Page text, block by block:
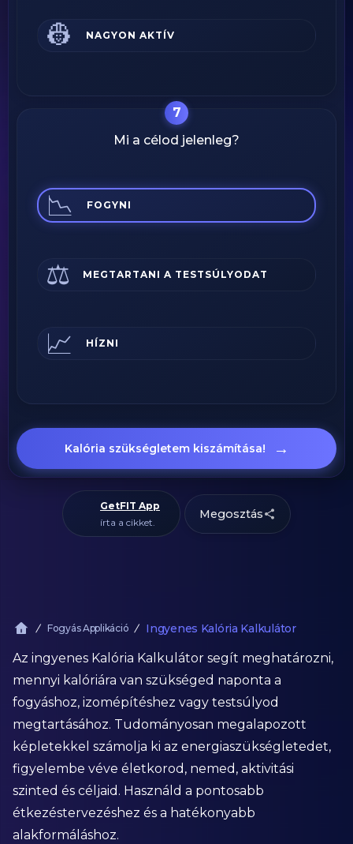
👷 NAGYON AKTÍV
7
Mi a célod jelenleg?
📉 FOGYNI
⚖️ MEGTARTANI A TESTSÚLYODAT
📈 HÍZNI
Kalória szükségletem kiszámítása! →
GetFIT App
írta a cikket.
Megosztás
Fogyás Applikáció Ingyenes Kalória Kalkulátor
Az ingyenes Kalória Kalkulátor segít meghatározni,
mennyi kalóriára van szükséged naponta a
fogyáshoz, izomépítéshez vagy testsúlyod
megtartásához. Tudományosan megalapozott
képletekkel számolja ki az energiaszükségletedet,
figyelembe véve életkorod, nemed, aktivitási
szinted és céljaid. Használd a pontosabb
étkezéstervezéshez és a hatékonyabb
alakformáláshoz.